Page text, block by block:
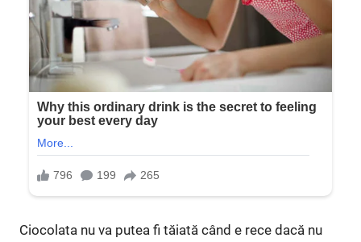
Ciocolata nu va putea fi tăiată când e rece dacă nu